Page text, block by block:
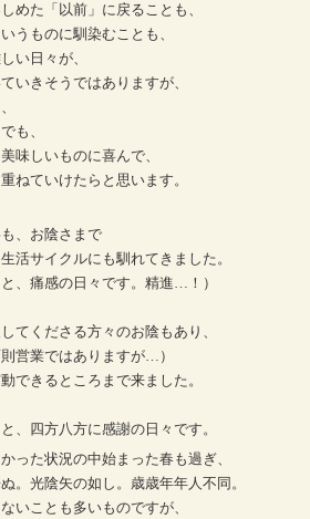
めた「以前」に戻ることも、
うものに馴染むことも、
い日々が、
いきそうではありますが、
も、
味しいものに喜んで、
ねていけたらと思います。
、お陰さまで
活サイクルにも馴れてきました。
、痛感の日々です。精進…！）
てくださる方々のお陰もあり、
営業ではありますが…）
できるところまで来ました。
、四方八方に感謝の日々です。
った状況の中始まった春も過ぎ、
。光陰矢の如し。歳歳年年人不同。
いことも多いものですが、